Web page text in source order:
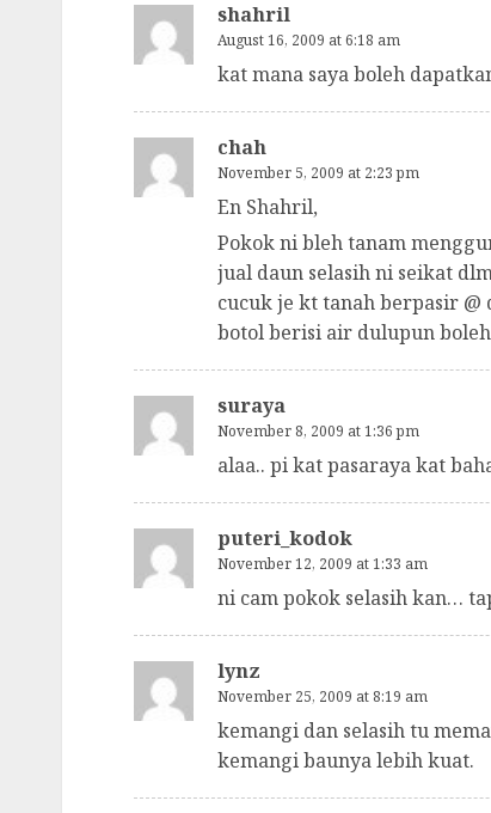
shahril
August 16, 2009 at 6:18 am
kat mana saya boleh
chah
November 5, 2009 at 2:23 pm
En Shahril,
Pokok ni bleh tanam
jual daun selasih ni seikat
cucuk je kt tanah berpasir
botol berisi air dulupun
suraya
November 8, 2009 at 1:36 pm
alaa.. pi kat pasaraya kat
puteri_kodok
November 12, 2009 at 1:33 am
ni cam pokok selasih kan…
lynz
November 25, 2009 at 8:19 am
kemangi dan selasih tu
kemangi baunya lebih kuat.